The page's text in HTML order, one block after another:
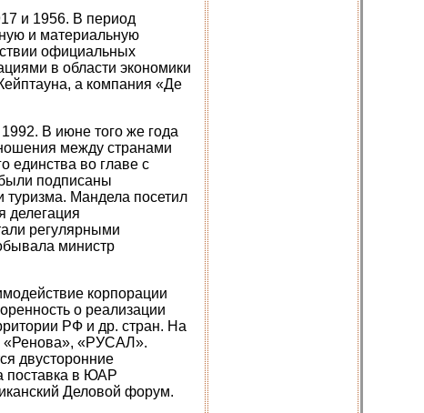
и 1956. В период
и материальную
официальных
в области экономики
а компания «Де
В июне того же года
между странами
единства во главе с
подписаны
туризма. Мандела посетил
делегация
регулярными
министр
корпорации
о реализации
РФ и др. стран. На
«Ренова», «РУСАЛ».
двусторонние
поставка в ЮАР
Деловой форум.